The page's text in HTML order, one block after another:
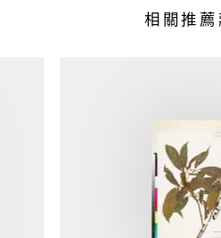
相關推薦